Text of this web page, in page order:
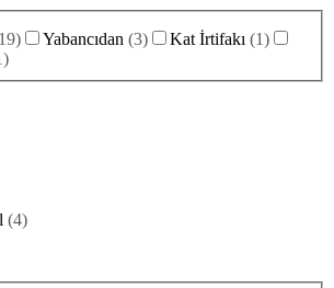
19) Yabancıdan (3) Kat İrtifakı (1)
)
(4)